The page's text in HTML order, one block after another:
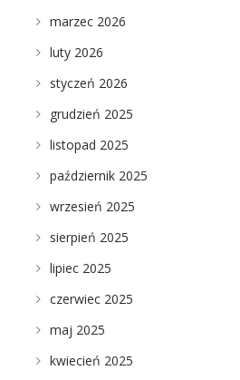
marzec 2026
luty 2026
styczeń 2026
grudzień 2025
listopad 2025
październik 2025
wrzesień 2025
sierpień 2025
lipiec 2025
czerwiec 2025
maj 2025
kwiecień 2025